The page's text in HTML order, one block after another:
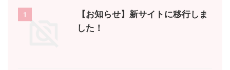
1
【お知らせ】新サイトに移行しま
した！